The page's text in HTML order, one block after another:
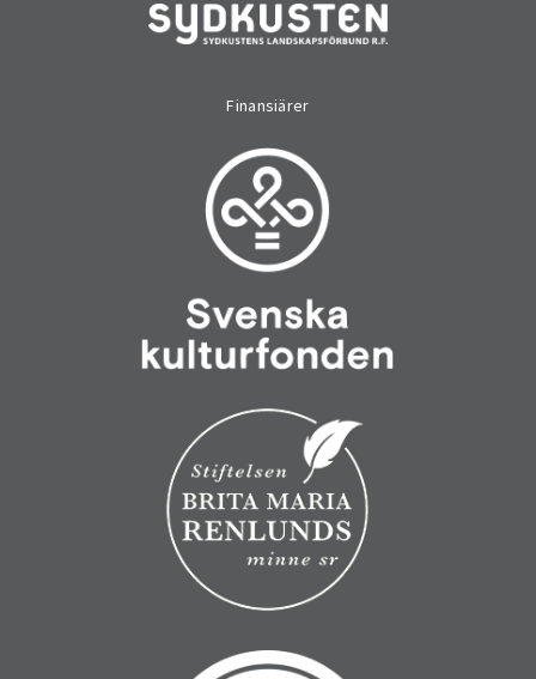
Finansiärer